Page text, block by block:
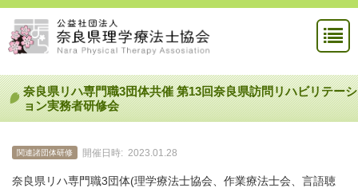
奈良県リハ専門職3団体共催 第13回奈良県訪問リハビリテーシ
ョン実務者研修会
関連諸団体研修 開催日時: 2023.01.28
奈良県リハ専門職3団体(理学療法士協会、作業療法士会、言語聴